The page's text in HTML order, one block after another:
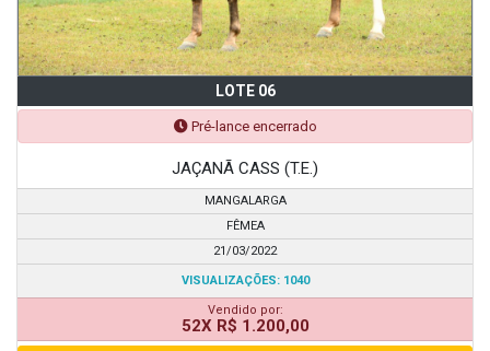
LOTE 06
Pré-lance encerrado
JAÇANÃ CASS (T.E.)
MANGALARGA
FÊMEA
21/03/2022
VISUALIZAÇÕES: 1040
Vendido por:
52X R$ 1.200,00